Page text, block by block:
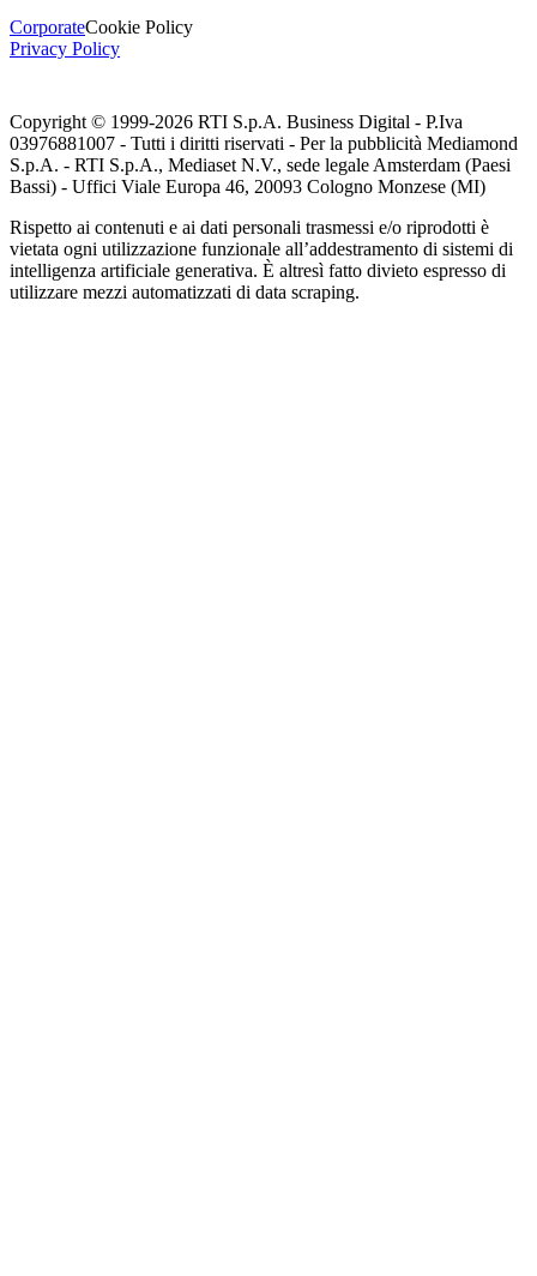
CorporateCookie Policy
Privacy Policy
Copyright © 1999-2026 RTI S.p.A. Business Digital - P.Iva
03976881007 - Tutti i diritti riservati - Per la pubblicità Mediamond
S.p.A. - RTI S.p.A., Mediaset N.V., sede legale Amsterdam (Paesi
Bassi) - Uffici Viale Europa 46, 20093 Cologno Monzese (MI)
Rispetto ai contenuti e ai dati personali trasmessi e/o riprodotti è
vietata ogni utilizzazione funzionale all’addestramento di sistemi di
intelligenza artificiale generativa. È altresì fatto divieto espresso di
utilizzare mezzi automatizzati di data scraping.